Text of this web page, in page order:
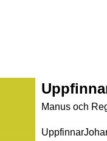
Manus och